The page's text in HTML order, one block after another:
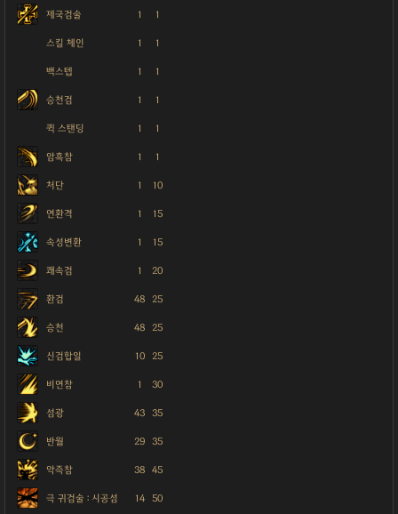
제국검술 1 1
스킬 체인 1 1
백스텝 1 1
승천검 1 1
퀵 스탠딩 1 1
암흑참 1 1
처단 1 10
연환격 1 15
속성변환 1 15
쾌속검 1 20
환검 48 25
승천 48 25
신검합일 10 25
비연참 1 30
섬광 43 35
반월 29 35
악즉참 38 45
극 귀검술 : 시공섬 14 50